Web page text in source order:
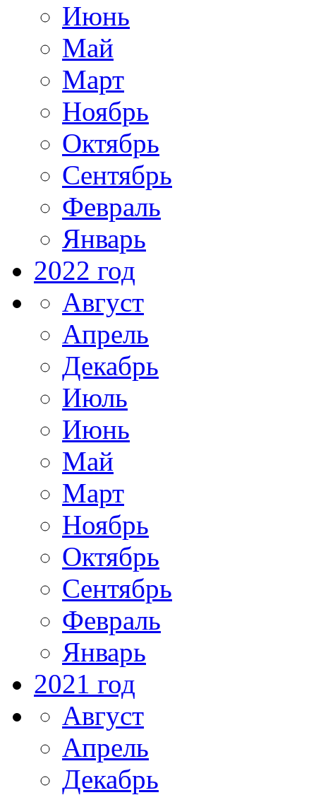
Июнь
Май
Март
Ноябрь
Октябрь
Сентябрь
Февраль
Январь
2022 год
Август
Апрель
Декабрь
Июль
Июнь
Май
Март
Ноябрь
Октябрь
Сентябрь
Февраль
Январь
2021 год
Август
Апрель
Декабрь